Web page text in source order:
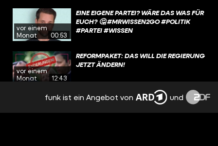
vor einem
Monat
00:53
EINE EIGENE PARTEI? WÄRE DAS WAS FÜR
EUCH? 🤔 #MRWISSEN2GO #POLITIK
#PARTEI #WISSEN
vor einem
Monat
12:43
REFORMPAKET: DAS WILL DIE REGIERUNG
JETZT ÄNDERN!
vor einem
DER BEGRIFF „QUEER“ STAMMT AUS DEM
ENGLISCHEN UND WIRD FRÜHER
funk ist ein Angebot von und